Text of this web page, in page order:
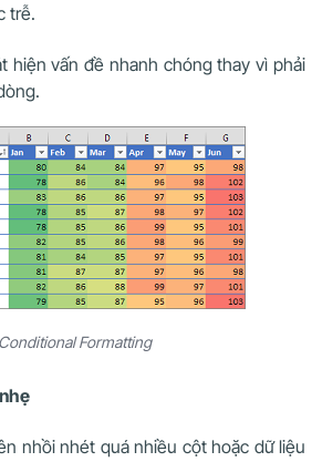
trễ.
hiện vấn đề nhanh chóng thay vì phải
Conditional Formatting
nhồi nhét quá nhiều cột hoặc dữ liệu